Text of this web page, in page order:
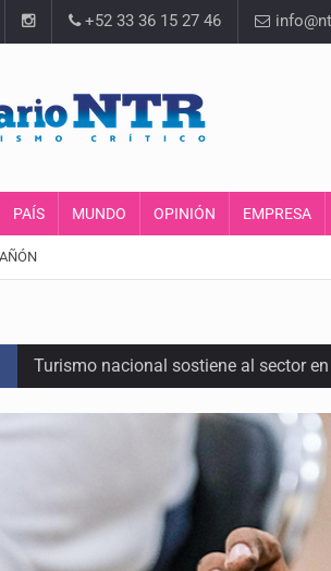
+52 33 36 15 27 46
PAÍS MUNDO OPINIÓN EMPRESA
Turismo nacional sostiene al sector
Día Internacional del Gato: La
México rompe su récord histórico en
OPS alerta por aumento de casos de
Ayotzinapa: A casi 12 años, entre